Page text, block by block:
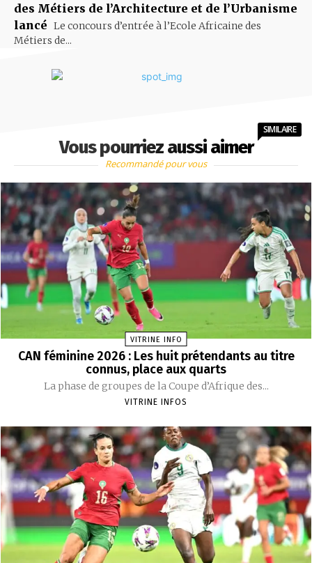
des Métiers de l’Architecture et de l’Urbanisme
lancé Le concours d’entrée à l’Ecole Africaine des
Métiers de...
Vous pourriez aussi aimer
SIMILAIRE
Recommandé pour vous
VITRINE INFO
CAN féminine 2026 : Les huit prétendants au titre
connus, place aux quarts
La phase de groupes de la Coupe d’Afrique des...
VITRINE INFOS